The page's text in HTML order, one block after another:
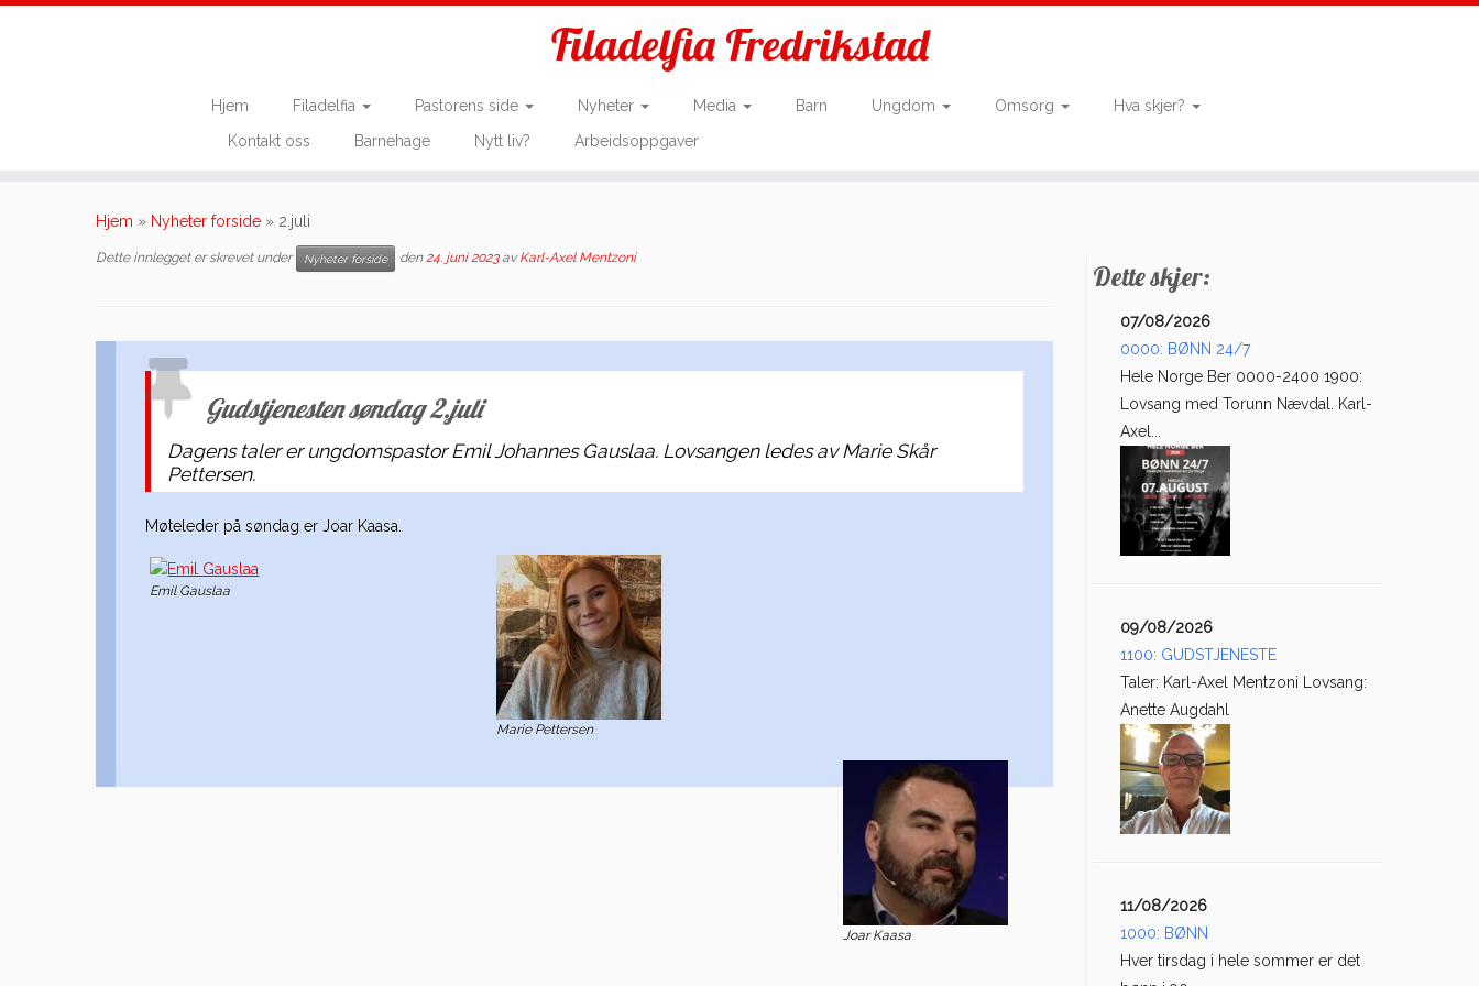
Filadelfia Fredrikstad
Hjem Filadelfia Pastorens side Nyheter Media Barn Ungdom Omsorg
Hva skjer?
Kontakt oss
Barnehage Nytt liv? Arbeidsoppgaver
Hjem » Nyheter forside » 2.juli
Dette innlegget er skrevet under Nyheter forside den24. juni 2023 avKarl-Axel Mentzoni
Gudstjenesten søndag 2.juli
Dagens taler er ungdomspastor Emil Johannes Gauslaa. Lovsangen ledes av Marie Skår
Pettersen.
Møteleder på søndag er Joar Kaasa.
Emil Gauslaa
Marie Pettersen
Joar Kaasa
Dette skjer:
07/08/2026
0000: BØNN 24/7
Hele Norge Ber 0000-2400 1900:
Lovsang med Torunn Nævdal. Karl-
Axel...
09/08/2026
1100: GUDSTJENESTE
Taler: Karl-Axel Mentzoni Lovsang:
Anette Augdahl
11/08/2026
1000: BØNN
Hver tirsdag i hele sommer er det